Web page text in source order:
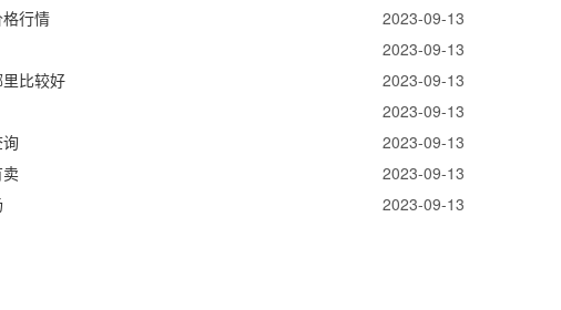
2023-09-13
行情
2023-09-13
2023-09-13
比较好
2023-09-13
2023-09-13
2023-09-13
2023-09-13